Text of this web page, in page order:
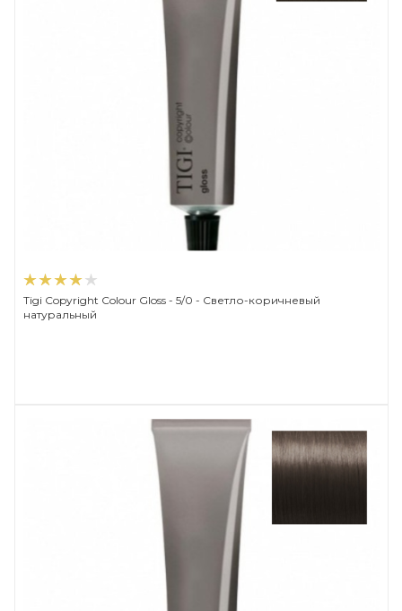
Tigi Copyright Сolour Gloss - 5/0 - Светло-коричневый
натуральный